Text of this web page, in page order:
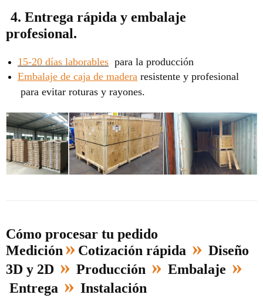
4. Entrega rápida y embalaje
profesional.
15-20 días laborables para la producción
Embalaje de caja de madera resistente y profesional
para evitar roturas y rayones.
Cómo procesar tu pedido
Medición » Cotización rápida » Diseño
3D y 2D » Producción » Embalaje »
Entrega » Instalación